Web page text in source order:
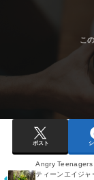
ポスト
Angry Teenagers
ティーンエイジ